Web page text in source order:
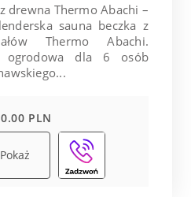
drewna Thermo Abachi –
sauna beczka z
Thermo Abachi.
ogrodowa dla 6 osób
PLN
Pokaż